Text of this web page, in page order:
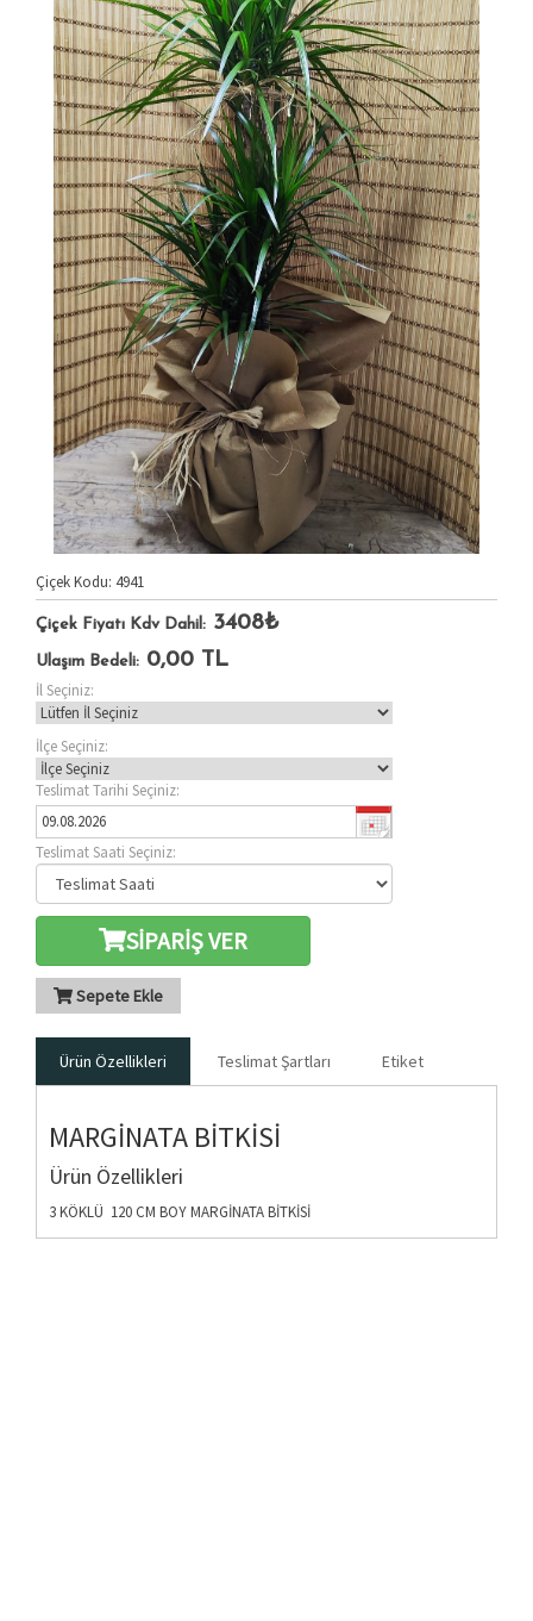
Çiçek Kodu: 4941
Çiçek Fiyatı Kdv Dahil: 3408₺
Ulaşım Bedeli: 0,00 TL
İl Seçiniz:
İlçe Seçiniz:
Teslimat Tarihi Seçiniz:
Teslimat Saati Seçiniz:
SİPARİŞ VER
Sepete Ekle
Ürün Özellikleri Teslimat Şartları Etiket
MARGİNATA BİTKİSİ
Ürün Özellikleri
3 KÖKLÜ 120 CM BOY MARGİNATA BİTKİSİ